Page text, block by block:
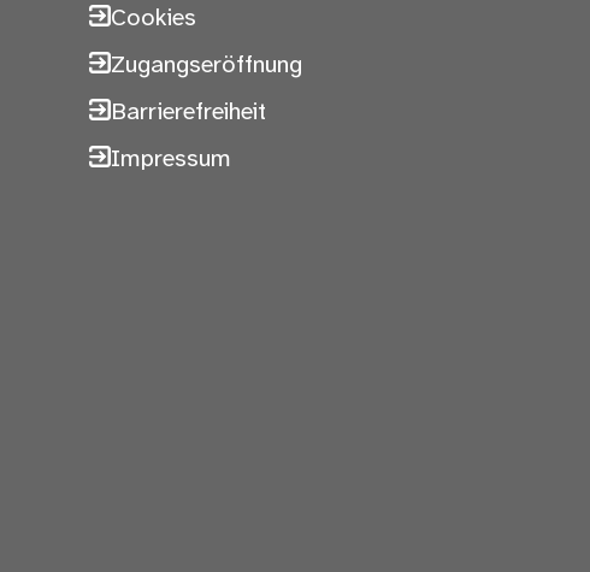
Cookies
Zugangseröffnung
Barrierefreiheit
Impressum